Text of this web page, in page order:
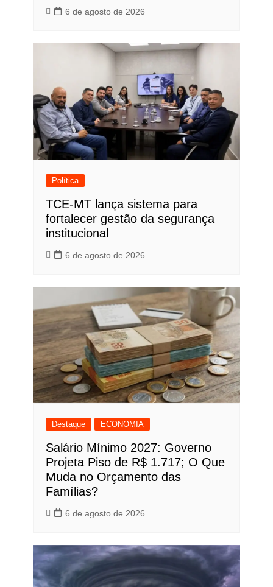
6 de agosto de 2026
Política
TCE-MT lança sistema para
fortalecer gestão da segurança
institucional
6 de agosto de 2026
Destaque ECONOMIA
Salário Mínimo 2027: Governo
Projeta Piso de R$ 1.717; O Que
Muda no Orçamento das
Famílias?
6 de agosto de 2026